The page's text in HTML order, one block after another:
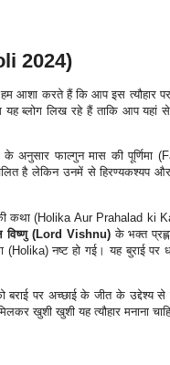
2024)
आशा करते हैं कि आप इस त्यौहार
ब्लोग लिख रहे हैं ताकि आप यहां
के अनुसार फाल्गुन मास की पूर्णिमा
है लेकिन उनमें से हिरण्यकश्यप
की कथा (Holika Aur Prahalad ki
विष्णु (Lord Vishnu)के भक्त
(Holika) नष्ट हो गई। यह बुराई पर
बराई पर अच्छाई के जीत के उद्देश्य से
खुशी खुशी यह त्यौहार मनाना